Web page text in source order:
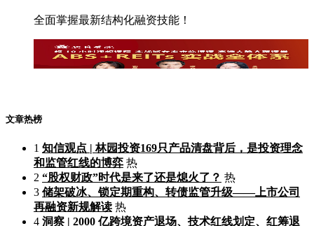
全面掌握最新结构化融资技能！
文章热榜
1 知信观点 | 林园投资169只产品清盘背后，是投资理念
和监管红线的博弈 热
2 “股权财政”时代是来了还是熄火了？ 热
3 储架破冰、锁定期重构、转债监管升级——上市公司
再融资新规解读 热
4 洞察 | 2000 亿跨境资产退场、技术红线划定、红筹退